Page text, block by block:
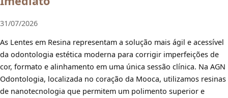
31/07/2026
As Lentes em Resina representam a solução mais ágil e acessível
da odontologia estética moderna para corrigir imperfeições de
cor, formato e alinhamento em uma única sessão clínica. Na AGN
Odontologia, localizada no coração da Mooca, utilizamos resinas
de nanotecnologia que permitem um polimento superior e